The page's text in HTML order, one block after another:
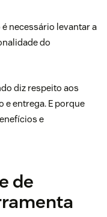
necessário levantar a
do
diz respeito aos
e entrega. E porque
e
de